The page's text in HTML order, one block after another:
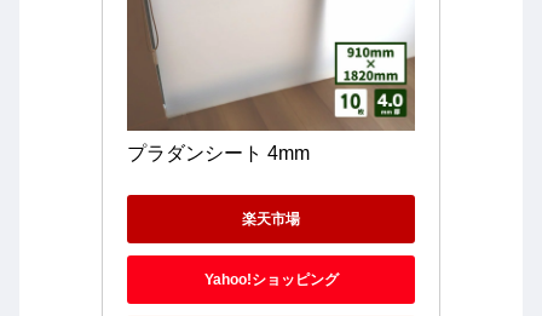
プラダンシート 4mm
楽天市場
Yahoo!ショッピング